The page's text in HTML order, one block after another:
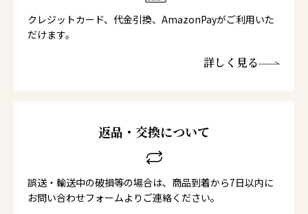
クレジットカード、代金引換、AmazonPayがご利用いた
だけます。
詳しく見る
返品・交換について
誤送・輸送中の破損等の場合は、商品到着から7日以内に
お問い合わせフォームよりご連絡ください。